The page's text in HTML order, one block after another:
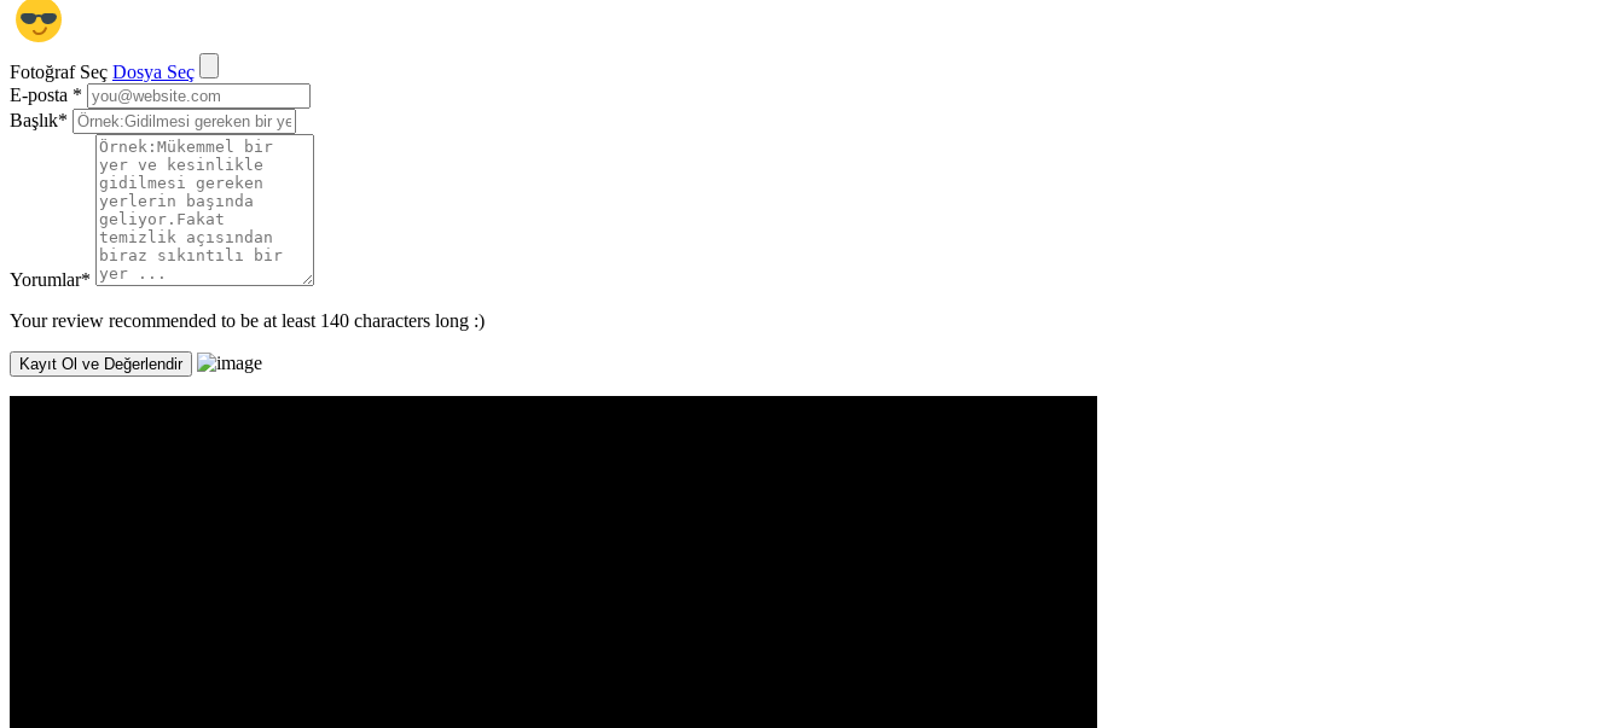
Fotoğraf Seç Dosya Seç
E-posta *
Başlık*
Yorumlar*
Your review recommended to be at least 140 characters long :)